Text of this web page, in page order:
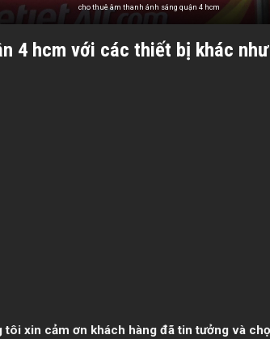
cho thuê âm thanh ánh sáng quận 4 hcm
4 hcm với các thiết bị khác
xin cảm ơn khách hàng đã tin tưởng và